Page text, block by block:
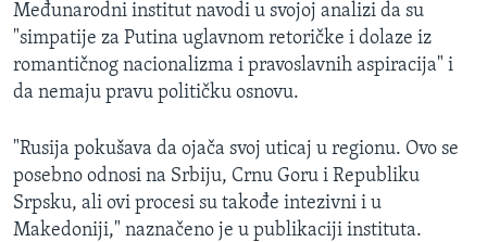
Međunarodni institut navodi u svojoj analizi da su
"simpatije za Putina uglavnom retoričke i dolaze iz
romantičnog nacionalizma i pravoslavnih aspiracija" i
da nemaju pravu političku osnovu.
"Rusija pokušava da ojača svoj uticaj u regionu. Ovo se
posebno odnosi na Srbiju, Crnu Goru i Republiku
Srpsku, ali ovi procesi su takođe intezivni i u
Makedoniji," naznačeno je u publikaciji instituta.